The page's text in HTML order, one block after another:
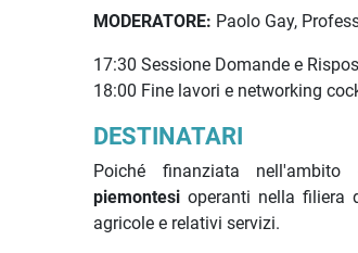
MODERATORE: Paolo Gay,
17:30 Sessione Domande e
18:00 Fine lavori e networking
DESTINATARI
Poiché finanziata
piemontesi operanti nella filiera
agricole e relativi servizi.